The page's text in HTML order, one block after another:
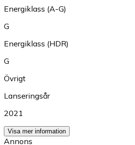
Energiklass (A-G)
G
Energiklass (HDR)
G
Övrigt
Lanseringsår
2021
Visa mer information
Annons